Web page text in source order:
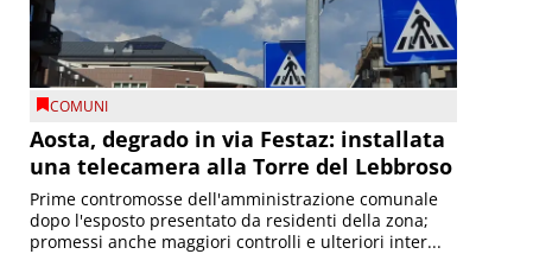
COMUNI
Aosta, degrado in via Festaz: installata
una telecamera alla Torre del Lebbroso
Prime contromosse dell'amministrazione comunale
dopo l'esposto presentato da residenti della zona;
promessi anche maggiori controlli e ulteriori inter...